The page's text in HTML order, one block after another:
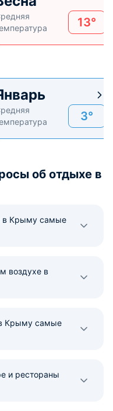
13°
3°
об отдыхе в
в Крыму самые
воздухе в
в Крыму самые
и рестораны